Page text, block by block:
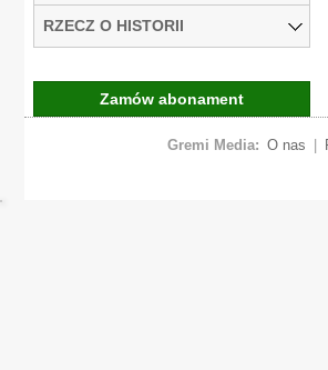
RZECZ O HISTORII
Zamów abonament
Gremi Media: O nas